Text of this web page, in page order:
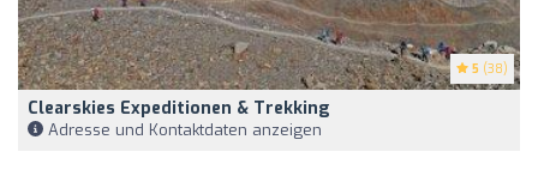
5 (38)
Clearskies Expeditionen & Trekking
Adresse und Kontaktdaten anzeigen